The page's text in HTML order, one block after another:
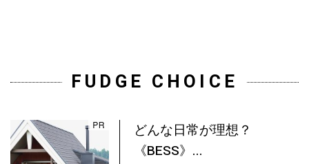
FUDGE CHOICE
どんな日常が理想？
《BESS》...